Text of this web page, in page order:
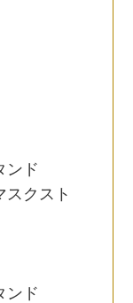
ンド
スクスト
ンド